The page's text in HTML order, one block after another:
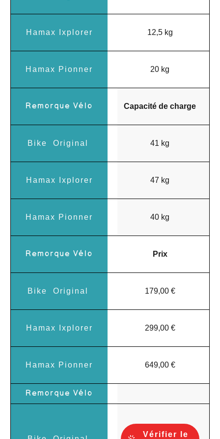
12,5 kg
20 kg
Capacité de charge
41 kg
47 kg
40 kg
Prix
179,00 €
299,00 €
649,00 €
Vérifier le